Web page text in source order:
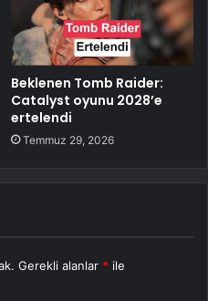
Beklenen Tomb Raider:
Catalyst oyunu 2028’e
ertelendi
Temmuz 29, 2026
Gerekli alanlar * ile